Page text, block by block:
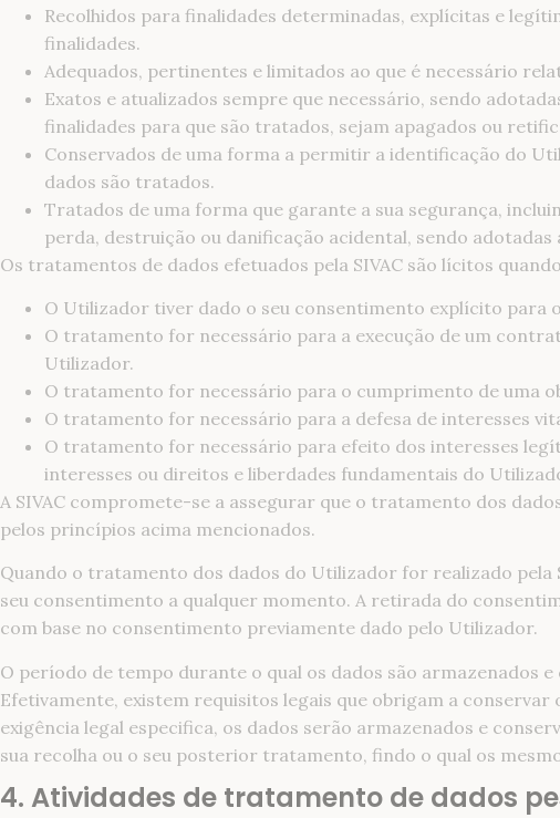
Recolhidos para finalidades determinadas, explícitas e
finalidades.
Adequados, pertinentes e limitados ao que é necessário
Exatos e atualizados sempre que necessário, sendo
finalidades para que são tratados, sejam apagados ou
Conservados de uma forma a permitir a identificação do
dados são tratados.
Tratados de uma forma que garante a sua segurança,
perda, destruição ou danificação acidental, sendo
Os tratamentos de dados efetuados pela SIVAC são lícitos
O Utilizador tiver dado o seu consentimento explícito para
O tratamento for necessário para a execução de um
Utilizador.
O tratamento for necessário para o cumprimento de uma
O tratamento for necessário para a defesa de interesses
O tratamento for necessário para efeito dos interesses
interesses ou direitos e liberdades fundamentais do
A SIVAC compromete-se a assegurar que o tratamento dos
pelos princípios acima mencionados.
Quando o tratamento dos dados do Utilizador for realizado
seu consentimento a qualquer momento. A retirada do
com base no consentimento previamente dado pelo Utilizador.
O período de tempo durante o qual os dados são armazenados
Efetivamente, existem requisitos legais que obrigam a
exigência legal especifica, os dados serão armazenados e
sua recolha ou o seu posterior tratamento, findo o qual os
4. Atividades de tratamento de dados